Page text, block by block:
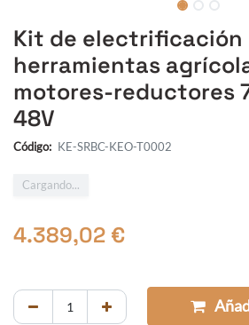
Kit de electrificación
herramientas
motores-reductores
48V
Código: KE-SRBC-KEO-T0002
Cargando...
4.389,02 €